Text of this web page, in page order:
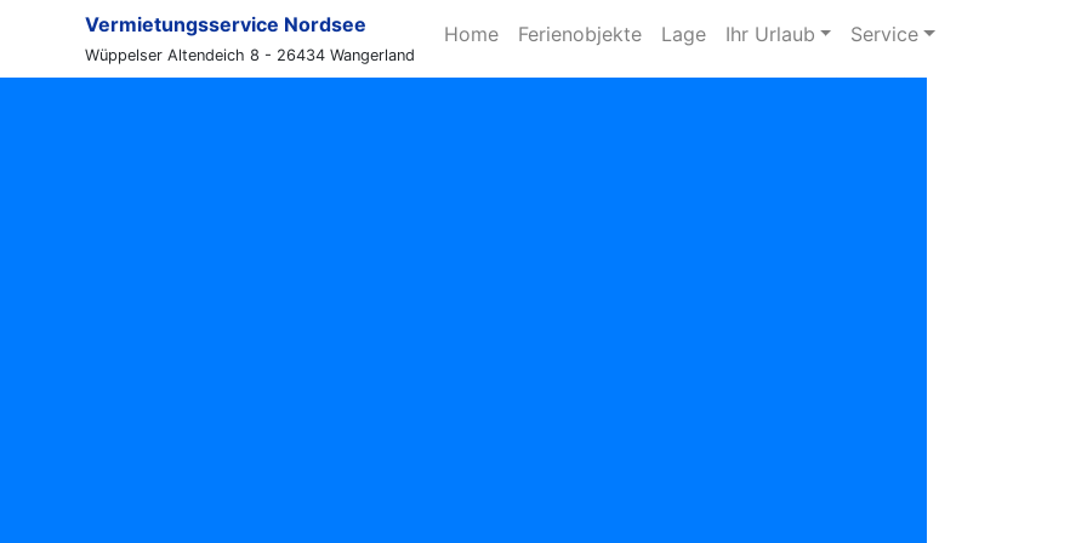
Vermietungsservice Nordsee
Wüppelser Altendeich 8 - 26434 Wangerland
Home Ferienobjekte Lage Ihr Urlaub Service